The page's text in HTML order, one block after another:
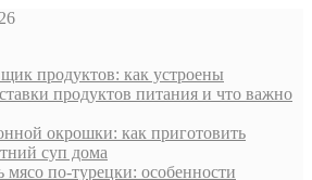
продуктов: как устроены
продуктов питания и что важно
окрошки: как приготовить
суп дома
мясо по-турецки: особенности